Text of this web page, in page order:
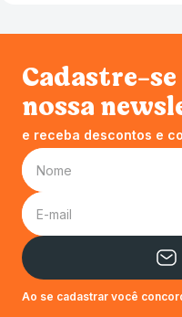
Cadastre-se
nossa
e receba descontos e
Ao se cadastrar você